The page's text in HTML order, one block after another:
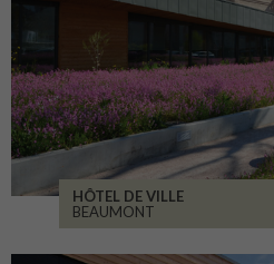
HÔTEL DE VILLE
BEAUMONT